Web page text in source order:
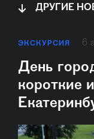
ДРУГИЕ
ЭКСКУРСИЯ 6
День
короткие